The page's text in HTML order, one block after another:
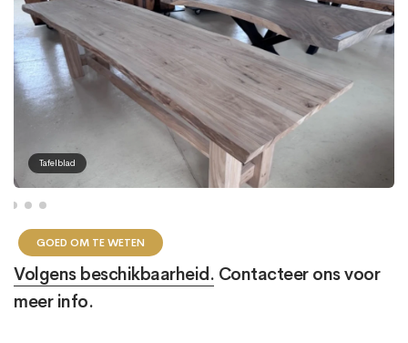
Tafelblad
GOED OM TE WETEN
Volgens beschikbaarheid. Contacteer ons voor
meer info.